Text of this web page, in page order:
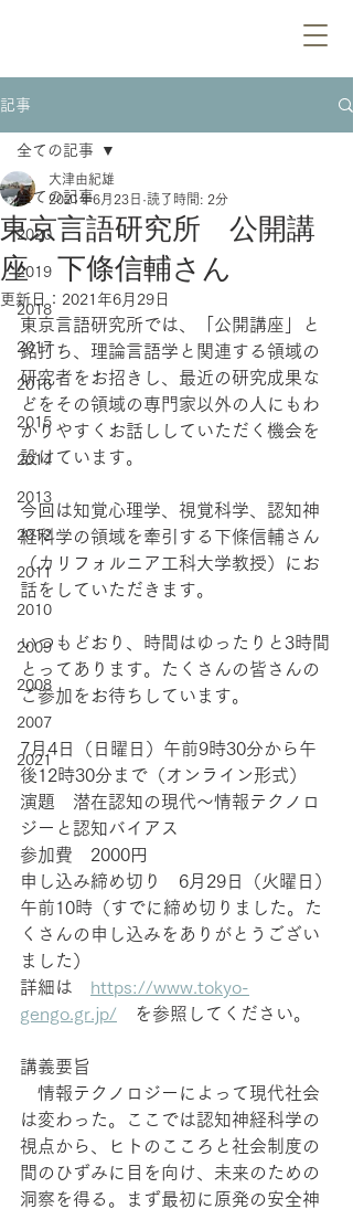
記事
全ての記事
2020
2019
2018
2017
2016
2015
2014
2013
2012
2011
2010
2009
2008
2007
2021
全ての記事
東京言語研究所 公開講
座 下條信輔さん
大津由紀雄
2021年6月23日 読了時間: 2分
更新日： 2021年6月29日
東京言語研究所では、「公開講座」と
銘打ち、理論言語学と関連する領域の
研究者をお招きし、最近の研究成果な
どをその領域の専門家以外の人にもわ
かりやすくお話ししていただく機会を
設けています。
今回は知覚心理学、視覚科学、認知神
経科学の領域を牽引する下條信輔さん
（カリフォルニア工科大学教授）にお
話をしていただきます。
いつもどおり、時間はゆったりと3時間
とってあります。たくさんの皆さんの
ご参加をお待ちしています。
7月4日（日曜日）午前9時30分から午
後12時30分まで（オンライン形式）
演題　潜在認知の現代〜情報テクノロ
ジーと認知バイアス
参加費　2000円
申し込み締め切り　6月29日（火曜日）
午前10時（すでに締め切りました。た
くさんの申し込みをありがとうござい
ました）
詳細は https://www.tokyo-
gengo.gr.jp/ を参照してください。
講義要旨
情報テクノロジーによって現代社会
は変わった。ここでは認知神経科学の
視点から、ヒトのこころと社会制度の
間のひずみに目を向け、未来のための
洞察を得る。まず最初に原発の安全神